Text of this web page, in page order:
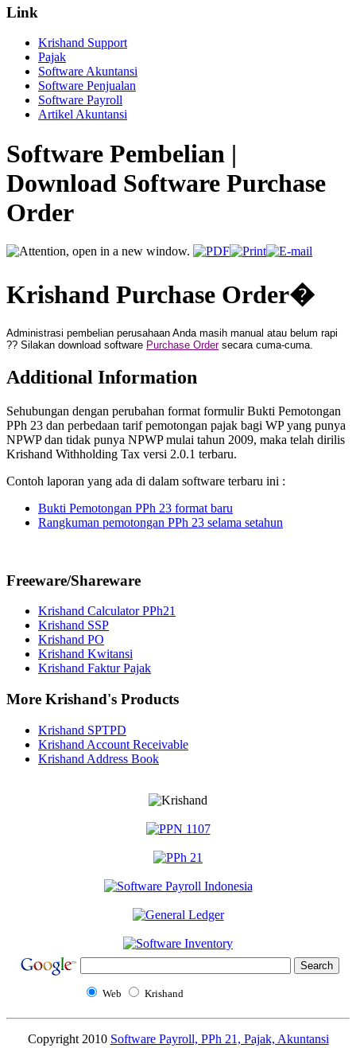
Link
Krishand Support
Pajak
Software Akuntansi
Software Penjualan
Software Payroll
Artikel Akuntansi
Software Pembelian |
Download Software Purchase
Order
Krishand Purchase Order�
Administrasi pembelian perusahaan Anda masih manual atau belum rapi
?? Silakan download software Purchase Ordersecara cuma-cuma.
Additional Information
Sehubungan dengan perubahan format formulir Bukti Pemotongan
PPh 23 dan perbedaan tarif pemotongan pajak bagi WP yang punya
NPWP dan tidak punya NPWP mulai tahun 2009, maka telah dirilis
Krishand Withholding Tax versi 2.0.1 terbaru.
Contoh laporan yang ada di dalam software terbaru ini :
Bukti Pemotongan PPh 23 format baru
Rangkuman pemotongan PPh 23 selama setahun
Freeware/Shareware
Krishand Calculator PPh21
Krishand SSP
Krishand PO
Krishand Kwitansi
Krishand Faktur Pajak
More Krishand's Products
Krishand SPTPD
Krishand Account Receivable
Krishand Address Book
Web Krishand
Copyright 2010 Software Payroll, PPh 21, Pajak, Akuntansi